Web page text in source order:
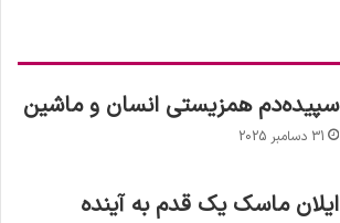
سپیده‌دم همزیستی انسان و ماشین
31 دسامبر 2025
ایلان ماسک یک قدم به آینده